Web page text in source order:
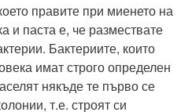
правите при миенето на
и паста е, че размествате
Бактериите, които
имат строго определен
някъде те първо се
т.е. строят си